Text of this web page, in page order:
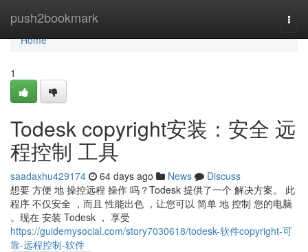
push2bookmark
Home
Home
1
Todesk copyright安装：安全 远
程控制 工具
saadaxhu429174 64 days ago News
Discuss
想要 方便 地 操控远程 操作 吗？Todesk 提供了一个 解决方案。 此
程序 不仅安全 ，而且 性能出色 ，让您可以 简单 地 控制 您的电脑
。现在 安装 Todesk ， 享受
https://guidemysocial.com/story7030618/todesk-软件copyright-可
靠-远程控制-软件